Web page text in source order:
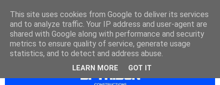
This site uses cookies from Google to deliver its services
and to analyze traffic. Your IP address and user-agent are
shared with Google along with performance and security
metrics to ensure quality of service, generate usage
statistics, and to detect and address abuse.
LEARN MORE GOT IT